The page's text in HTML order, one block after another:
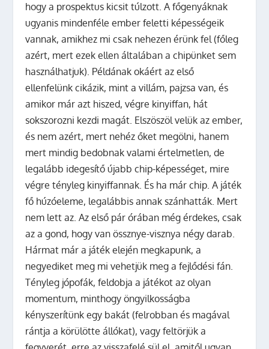
hogy a prospektus kicsit túlzott. A főgenyáknak
ugyanis mindenféle ember feletti képességeik
vannak, amikhez mi csak nehezen érünk fel (főleg
azért, mert ezek ellen általában a chipünket sem
használhatjuk). Példának okáért az első
ellenfelünk cikázik, mint a villám, pajzsa van, és
amikor már azt hiszed, végre kinyiffan, hát
sokszorozni kezdi magát. Elszöszöl velük az ember,
és nem azért, mert nehéz őket megölni, hanem
mert mindig bedobnak valami értelmetlen, de
legalább idegesítő újabb chip-képességet, mire
végre tényleg kinyiffannak. És ha már chip. A játék
fő húzóeleme, legalábbis annak szánhatták. Mert
nem lett az. Az első pár órában még érdekes, csak
az a gond, hogy van össznye-visznya négy darab.
Hármat már a játék elején megkapunk, a
negyediket meg mi vehetjük meg a fejlődési fán.
Tényleg jópofák, feldobja a játékot az olyan
momentum, minthogy öngyilkosságba
kényszerítünk egy bakát (felrobban és magával
rántja a körülötte állókat), vagy feltörjük a